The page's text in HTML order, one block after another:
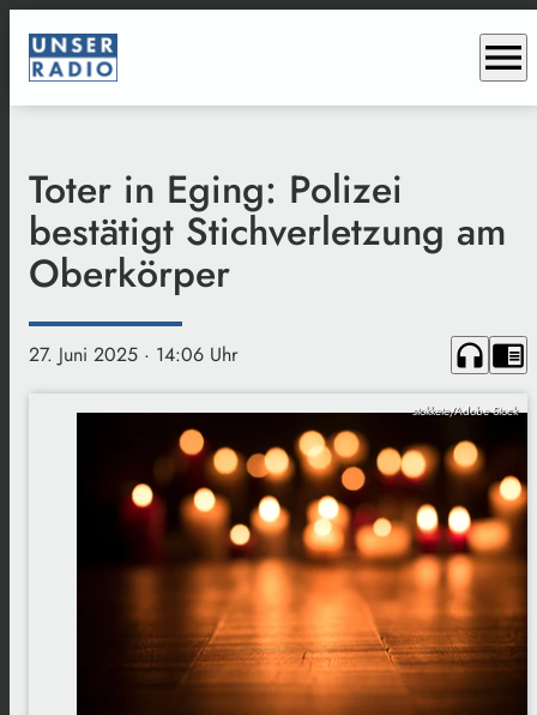
menu
Toter in Eging: Polizei
bestätigt Stichverletzung am
Oberkörper
27. Juni 2025 · 14:06 Uhr headphones chrome_reader_mode
stokkete/Adobe Stock